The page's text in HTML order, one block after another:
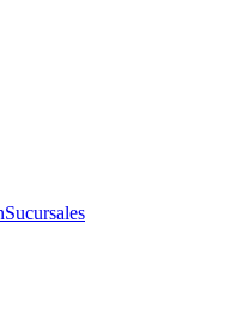
Sucursales